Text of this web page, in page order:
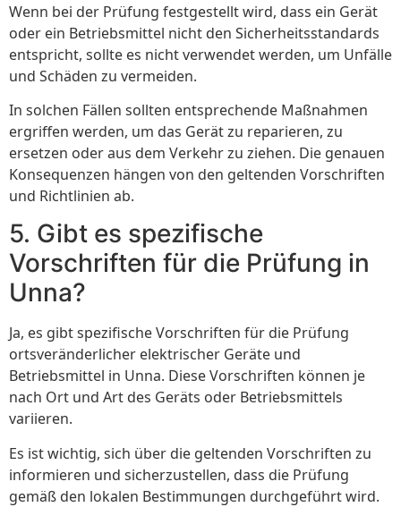
Wenn bei der Prüfung festgestellt wird, dass ein Gerät
oder ein Betriebsmittel nicht den Sicherheitsstandards
entspricht, sollte es nicht verwendet werden, um Unfälle
und Schäden zu vermeiden.
In solchen Fällen sollten entsprechende Maßnahmen
ergriffen werden, um das Gerät zu reparieren, zu
ersetzen oder aus dem Verkehr zu ziehen. Die genauen
Konsequenzen hängen von den geltenden Vorschriften
und Richtlinien ab.
5. Gibt es spezifische
Vorschriften für die Prüfung in
Unna?
Ja, es gibt spezifische Vorschriften für die Prüfung
ortsveränderlicher elektrischer Geräte und
Betriebsmittel in Unna. Diese Vorschriften können je
nach Ort und Art des Geräts oder Betriebsmittels
variieren.
Es ist wichtig, sich über die geltenden Vorschriften zu
informieren und sicherzustellen, dass die Prüfung
gemäß den lokalen Bestimmungen durchgeführt wird.